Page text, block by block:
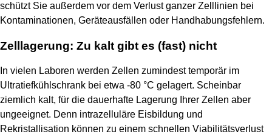
schützt Sie außerdem vor dem Verlust ganzer Zelllinien bei
Kontaminationen, Geräteausfällen oder Handhabungsfehlern.
Zelllagerung: Zu kalt gibt es (fast) nicht
In vielen Laboren werden Zellen zumindest temporär im
Ultratiefkühlschrank bei etwa -80 °C gelagert. Scheinbar
ziemlich kalt, für die dauerhafte Lagerung Ihrer Zellen aber
ungeeignet. Denn intrazelluläre Eisbildung und
Rekristallisation können zu einem schnellen Viabilitätsverlust